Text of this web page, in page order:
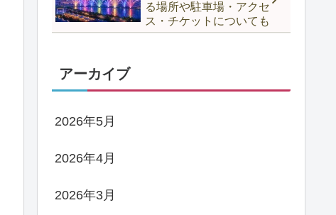
る場所や駐車場・アクセ
ス・チケットについても
アーカイブ
2026年5月
2026年4月
2026年3月